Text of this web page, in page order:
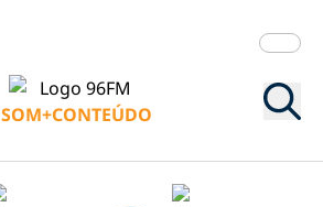
SOM+CONTEÚDO